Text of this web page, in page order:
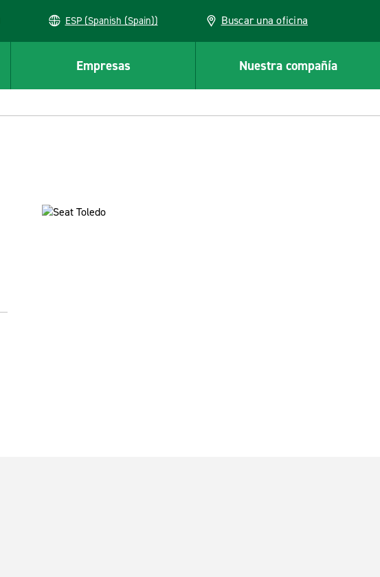
ESP (Spanish (Spain)) Buscar una oficina
Empresas Nuestra compañía